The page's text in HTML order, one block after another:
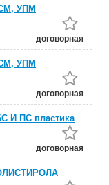
УПМ
договорная
УПМ
договорная
И ПС пластика
договорная